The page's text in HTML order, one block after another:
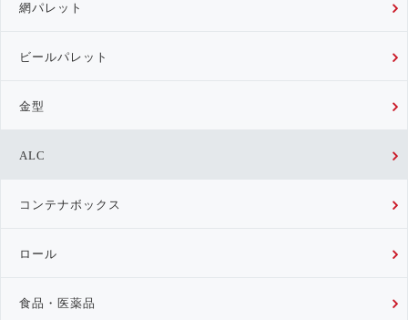
網パレット
ビールパレット
金型
ALC
コンテナボックス
ロール
食品・医薬品